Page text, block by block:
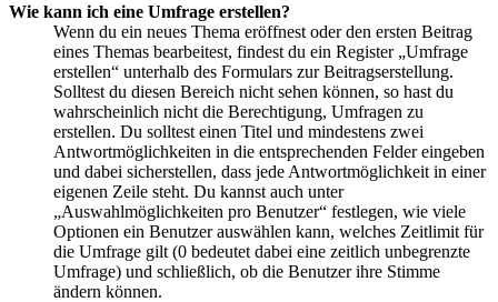
Wie kann ich eine Umfrage erstellen?
Wenn du ein neues Thema eröffnest oder den ersten Beitrag
eines Themas bearbeitest, findest du ein Register „Umfrage
erstellen“ unterhalb des Formulars zur Beitragserstellung.
Solltest du diesen Bereich nicht sehen können, so hast du
wahrscheinlich nicht die Berechtigung, Umfragen zu
erstellen. Du solltest einen Titel und mindestens zwei
Antwortmöglichkeiten in die entsprechenden Felder eingeben
und dabei sicherstellen, dass jede Antwortmöglichkeit in einer
eigenen Zeile steht. Du kannst auch unter
„Auswahlmöglichkeiten pro Benutzer“ festlegen, wie viele
Optionen ein Benutzer auswählen kann, welches Zeitlimit für
die Umfrage gilt (0 bedeutet dabei eine zeitlich unbegrenzte
Umfrage) und schließlich, ob die Benutzer ihre Stimme
ändern können.